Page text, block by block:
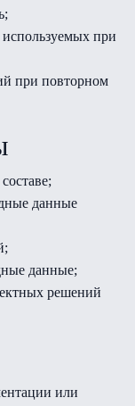
при
при повторном
данные
данные;
решений
или